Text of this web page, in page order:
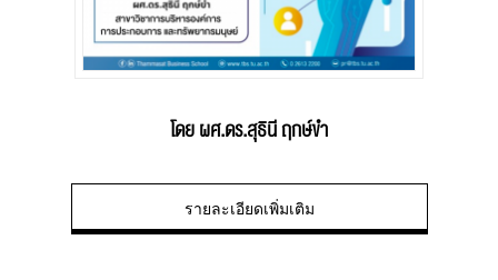
โดย ผศ.ดร.สุธินี ฤกษ์ขำ
รายละเอียดเพิ่มเติม